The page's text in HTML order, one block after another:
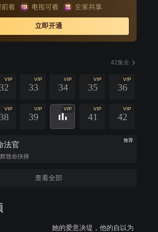
立即开通
42集全
VIP
32
VIP
33
VIP
34
VIP
35
VIP
36
VIP
38
VIP
39
VIP VIP
41
VIP
42
法官
致命抉择
推荐
查看全部
她的爱意决堤，他的自以为